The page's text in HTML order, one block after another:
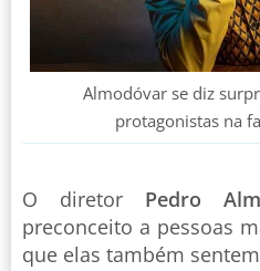
Almodóvar se diz
protagonistas na
O diretor Pedro
preconceito a pessoas
que elas também